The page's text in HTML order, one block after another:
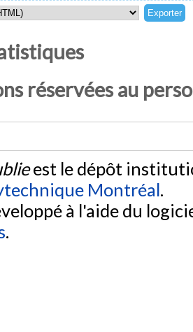
réservées au
est le dépôt
Montréal.
à l'aide du
.